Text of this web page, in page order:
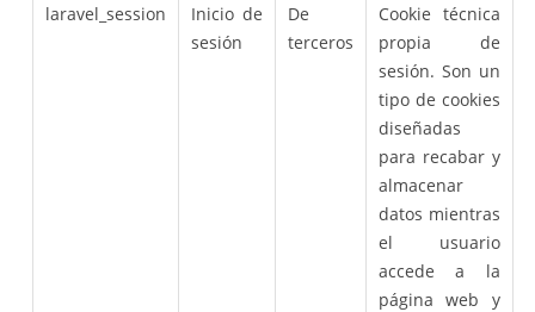
laravel_session
Inicio de
sesión
De
terceros
Cookie técnica
propia de
sesión. Son un
tipo de cookies
diseñadas
para recabar y
almacenar
datos mientras
el usuario
accede a la
página web y